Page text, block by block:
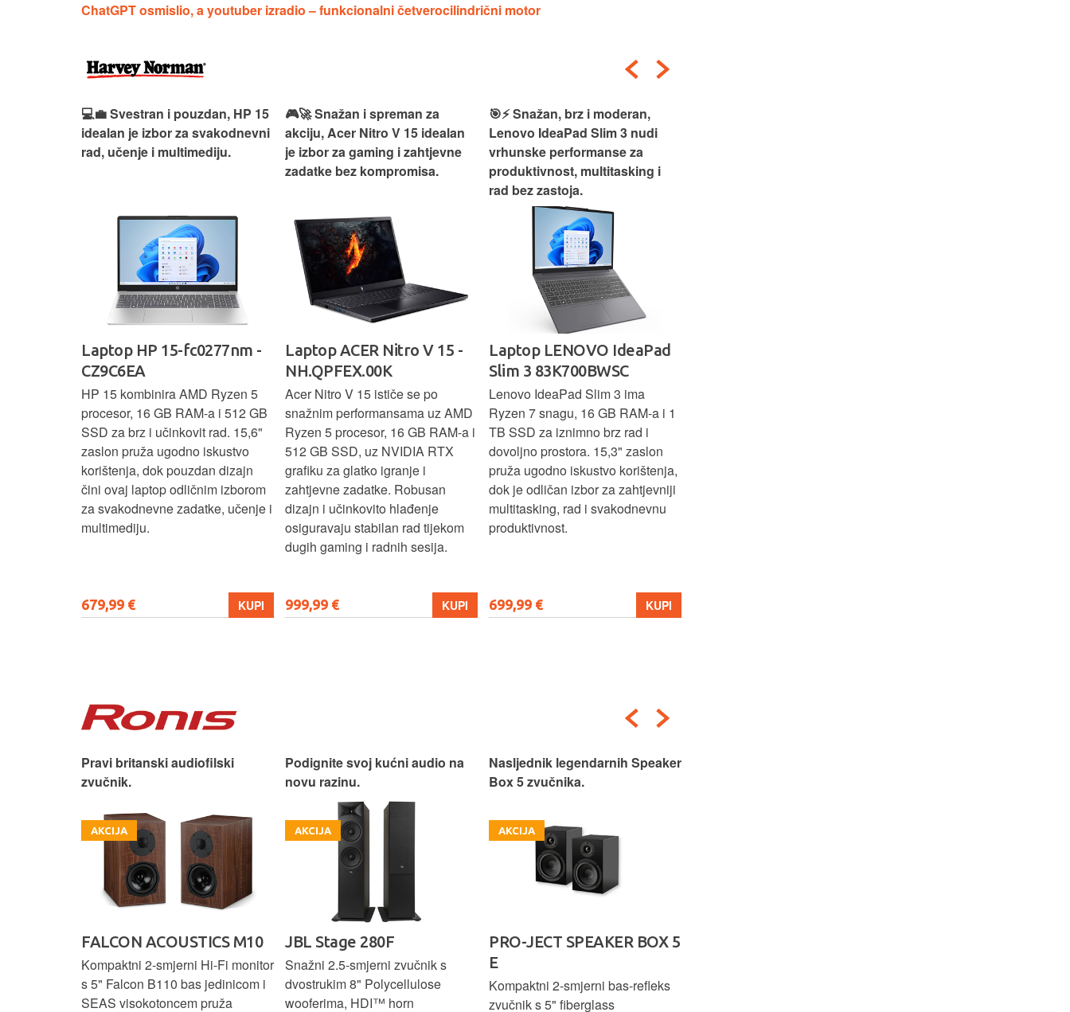
ChatGPT osmislio, a youtuber izradio – funkcionalni četverocilindrični motor
💻💼 Svestran i pouzdan, HP 15
idealan je izbor za svakodnevni
rad, učenje i multimediju.
Laptop HP 15-fc0277nm -
CZ9C6EA
HP 15 kombinira AMD Ryzen 5
procesor, 16 GB RAM-a i 512 GB
SSD za brz i učinkovit rad. 15,6"
zaslon pruža ugodno iskustvo
korištenja, dok pouzdan dizajn
čini ovaj laptop odličnim izborom
za svakodnevne zadatke, učenje i
multimediju.
679,99 € KUPI
🎮🚀 Snažan i spreman za
akciju, Acer Nitro V 15 idealan
je izbor za gaming i zahtjevne
zadatke bez kompromisa.
Laptop ACER Nitro V 15 -
NH.QPFEX.00K
Acer Nitro V 15 ističe se po
snažnim performansama uz AMD
Ryzen 5 procesor, 16 GB RAM-a i
512 GB SSD, uz NVIDIA RTX
grafiku za glatko igranje i
zahtjevne zadatke. Robusan
dizajn i učinkovito hlađenje
osiguravaju stabilan rad tijekom
dugih gaming i radnih sesija.
999,99 € KUPI
🎯⚡ Snažan, brz i moderan,
Lenovo IdeaPad Slim 3 nudi
vrhunske performanse za
produktivnost, multitasking i
rad bez zastoja.
Laptop LENOVO IdeaPad
Slim 3 83K700BWSC
Lenovo IdeaPad Slim 3 ima
Ryzen 7 snagu, 16 GB RAM-a i 1
TB SSD za iznimno brz rad i
dovoljno prostora. 15,3" zaslon
pruža ugodno iskustvo korištenja,
dok je odličan izbor za zahtjevniji
multitasking, rad i svakodnevnu
produktivnost.
699,99 € KUPI
Pravi britanski audiofilski
zvučnik.
AKCIJA
FALCON ACOUSTICS M10
Kompaktni 2-smjerni Hi-Fi monitor
s 5" Falcon B110 bas jedinicom i
SEAS visokotoncem pruža
Podignite svoj kućni audio na
novu razinu.
AKCIJA
JBL Stage 280F
Snažni 2.5-smjerni zvučnik s
dvostrukim 8" Polycellulose
wooferima, HDI™ horn
Nasljednik legendarnih Speaker
Box 5 zvučnika.
AKCIJA
PRO-JECT SPEAKER BOX 5
E
Kompaktni 2-smjerni bas-refleks
zvučnik s 5" fiberglass